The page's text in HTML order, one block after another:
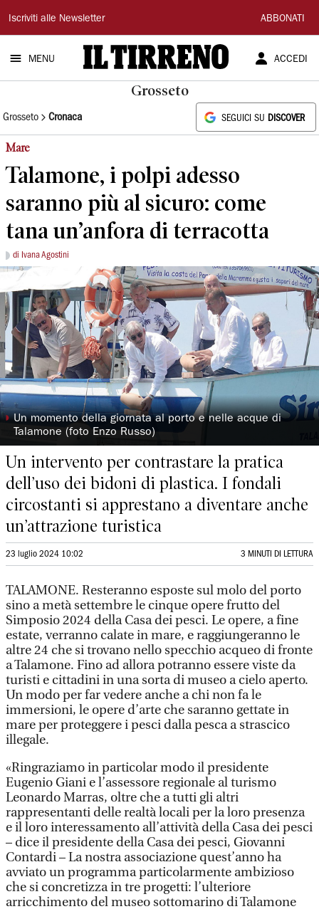
Il
Tirreno
Iscriviti alle Newsletter ABBONATI
MENU ACCEDI
Grosseto
Grosseto Cronaca SEGUICI SU DISCOVER
Mare
Talamone, i polpi adesso
saranno più al sicuro: come
tana un’anfora di terracotta
di Ivana Agostini
◗Un momento della giornata al porto e nelle acque di
Talamone (foto Enzo Russo)
Un intervento per contrastare la pratica
dell’uso dei bidoni di plastica. I fondali
circostanti si apprestano a diventare anche
un’attrazione turistica
23 luglio 2024 10:02 3 MINUTI DI LETTURA
TALAMONE. Resteranno esposte sul molo del porto
sino a metà settembre le cinque opere frutto del
Simposio 2024 della Casa dei pesci. Le opere, a fine
estate, verranno calate in mare, e raggiungeranno le
altre 24 che si trovano nello specchio acqueo di fronte
a Talamone. Fino ad allora potranno essere viste da
turisti e cittadini in una sorta di museo a cielo aperto.
Un modo per far vedere anche a chi non fa le
immersioni, le opere d’arte che saranno gettate in
mare per proteggere i pesci dalla pesca a strascico
illegale.
«Ringraziamo in particolar modo il presidente
Eugenio Giani e l’assessore regionale al turismo
Leonardo Marras, oltre che a tutti gli altri
rappresentanti delle realtà locali per la loro presenza
e il loro interessamento all’attività della Casa dei pesci
– dice il presidente della Casa dei pesci, Giovanni
Contardi – La nostra associazione quest’anno ha
avviato un programma particolarmente ambizioso
che si concretizza in tre progetti: l’ulteriore
arricchimento del museo sottomarino di Talamone